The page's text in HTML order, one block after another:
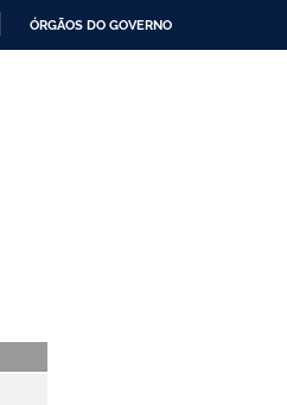
ÓRGÃOS DO GOVERNO